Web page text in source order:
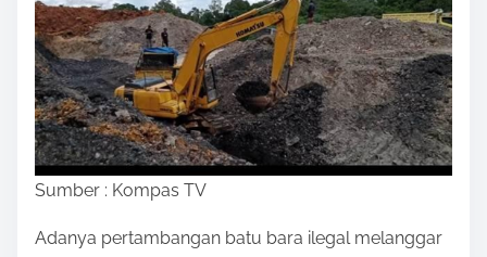
Sumber : Kompas TV
Adanya pertambangan batu bara ilegal melanggar